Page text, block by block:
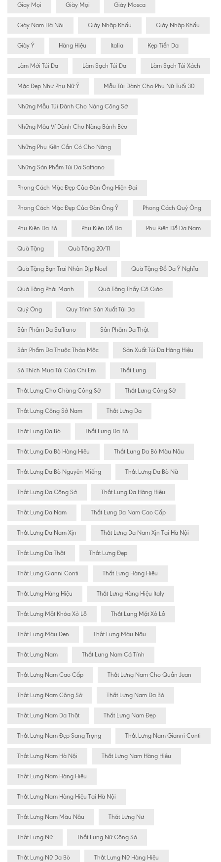
Giay Mọi Giày Mọi Giày Mosca
Giày Nam Hà Nội Giày Nhâp Khẩu Giày Nhập Khẩu
Giày Ý Hàng Hiệu Italia Kẹp Tiền Da
Làm Mới Túi Da Làm Sạch Túi Da Làm Sạch Túi Xách
Mặc Đẹp Như Phụ Nữ Ý Mẫu Túi Dành Cho Phụ Nữ Tuổi 30
Những Mẫu Túi Dành Cho Nàng Công Sở
Những Mẫu Ví Dành Cho Nàng Bánh Bèo
Những Phụ Kiện Cần Có Cho Nàng
Những Sản Phẩm Túi Da Saffiano
Phong Cách Mặc Đẹp Của Đàn Ông Hiện Đại
Phong Cách Mặc Đẹp Của Đàn Ông Ý Phong Cách Quý Ông
Phụ Kiện Da Bò Phụ Kiện Đồ Da Phụ Kiện Đồ Da Nam
Quà Tặng Quà Tặng 20/11
Quà Tặng Bạn Trai Nhân Dịp Noel Quà Tặng Đồ Da Ý Nghĩa
Quà Tặng Phái Mạnh Quà Tặng Thầy Cô Giáo
Quý Ông Quy Trình Sản Xuất Túi Da
Sản Phẩm Da Saffiano Sản Phẩm Da Thật
Sản Phẩm Da Thuộc Thảo Mộc Sản Xuất Túi Da Hàng Hiệu
Sở Thích Mua Túi Của Chị Em Thắt Lưng
Thắt Lưng Cho Chàng Công Sở Thắt Lưng Công Sở
Thắt Lưng Công Sở Nam Thắt Lưng Da
Thăt Lưng Da Bò Thắt Lưng Da Bò
Thắt Lưng Da Bò Hàng Hiêu Thắt Lưng Da Bò Màu Nâu
Thắt Lưng Da Bò Nguyên Miếng Thắt Lưng Da Bò Nữ
Thắt Lưng Da Công Sở Thắt Lưng Da Hàng Hiệu
Thắt Lưng Da Nam Thắt Lưng Da Nam Cao Cấp
Thắt Lưng Da Nam Xịn Thắt Lưng Da Nam Xịn Tại Hà Nội
Thắt Lưng Da Thật Thắt Lưng Đẹp
Thắt Lưng Gianni Conti Thắt Lưng Hàng Hiêu
Thắt Lưng Hàng Hiệu Thắt Lưng Hàng Hiệu Italy
Thắt Lưng Mặt Khóa Xỏ Lỗ Thắt Lưng Mặt Xỏ Lỗ
Thắt Lưng Màu Đen Thắt Lưng Màu Nâu
Thắt Lưng Nam Thắt Lưng Nam Cá Tính
Thắt Lưng Nam Cao Cấp Thắt Lưng Nam Cho Quần Jean
Thắt Lưng Nam Công Sở Thắt Lưng Nam Da Bò
Thắt Lưng Nam Da Thật Thắt Lưng Nam Đẹp
Thắt Lưng Nam Đẹp Sang Trọng Thắt Lưng Nam Gianni Conti
Thắt Lưng Nam Hà Nội Thắt Lưng Nam Hàng Hiêu
Thắt Lưng Nam Hàng Hiệu
Thắt Lưng Nam Hàng Hiệu Tại Hà Nội
Thắt Lưng Nam Màu Nâu Thăt Lưng Nư
Thắt Lưng Nữ Thắt Lưng Nữ Công Sở
Thắt Lưng Nữ Da Bò Thắt Lưng Nữ Hàng Hiệu